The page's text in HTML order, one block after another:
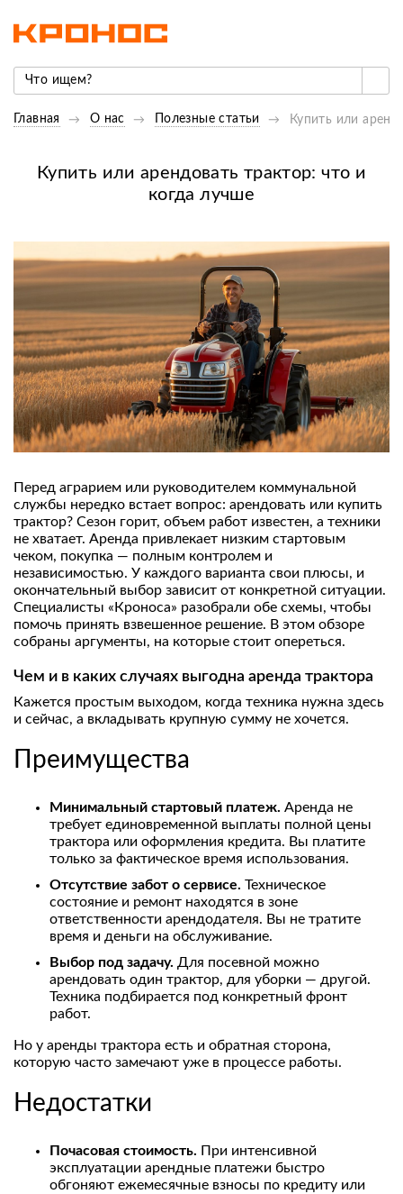
Главная О нас Полезные статьи Купить или
Купить или арендовать трактор: что и
когда лучше
Перед аграрием или руководителем коммунальной
службы нередко встает вопрос: арендовать или купить
трактор? Сезон горит, объем работ известен, а техники
не хватает. Аренда привлекает низким стартовым
чеком, покупка — полным контролем и
независимостью. У каждого варианта свои плюсы, и
окончательный выбор зависит от конкретной ситуации.
Специалисты «Кроноса» разобрали обе схемы, чтобы
помочь принять взвешенное решение. В этом обзоре
собраны аргументы, на которые стоит опереться.
Чем и в каких случаях выгодна аренда трактора
Кажется простым выходом, когда техника нужна здесь
и сейчас, а вкладывать крупную сумму не хочется.
Преимущества
Минимальный стартовый платеж. Аренда не
требует единовременной выплаты полной цены
трактора или оформления кредита. Вы платите
только за фактическое время использования.
Отсутствие забот о сервисе. Техническое
состояние и ремонт находятся в зоне
ответственности арендодателя. Вы не тратите
время и деньги на обслуживание.
Выбор под задачу. Для посевной можно
арендовать один трактор, для уборки — другой.
Техника подбирается под конкретный фронт
работ.
Но у аренды трактора есть и обратная сторона,
которую часто замечают уже в процессе работы.
Недостатки
Почасовая стоимость. При интенсивной
эксплуатации арендные платежи быстро
обгоняют ежемесячные взносы по кредиту или